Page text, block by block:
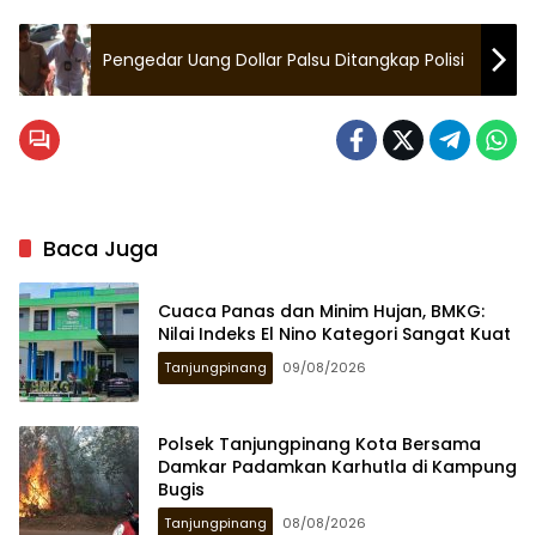
Pengedar Uang Dollar Palsu Ditangkap Polisi
Baca Juga
Cuaca Panas dan Minim Hujan, BMKG:
Nilai Indeks El Nino Kategori Sangat Kuat
Tanjungpinang 09/08/2026
Polsek Tanjungpinang Kota Bersama
Damkar Padamkan Karhutla di Kampung
Bugis
Tanjungpinang 08/08/2026